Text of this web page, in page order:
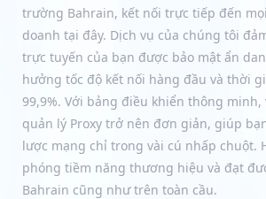
trường Bahrain, kết nối trực tiếp đến
doanh tại đây. Dịch vụ của chúng tôi
trực tuyến của bạn được bảo mật ẩn
hưởng tốc độ kết nối hàng đầu và thời
99,9%. Với bảng điều khiển thông minh,
quản lý Proxy trở nên đơn giản, giúp
lược mạng chỉ trong vài cú nhấp chuột.
phóng tiềm năng thương hiệu và đạt
Bahrain cũng như trên toàn cầu.